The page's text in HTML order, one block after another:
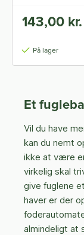
143,00 kr.
På lager
Et
Vil du have
kan du nemt
ikke at være
virkelig skal
give fuglene
haver er der
almindeligt at